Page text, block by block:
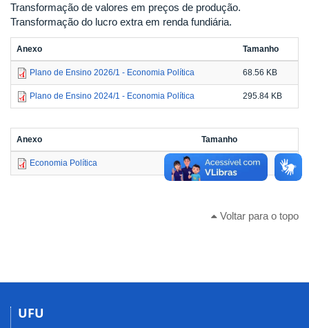
Transformação de valores em preços de produção.
Transformação do lucro extra em renda fundiária.
Anexo Tamanho
Plano de Ensino 2026/1 - Economia Política 68.56 KB
Plano de Ensino 2024/1 - Economia Política 295.84 KB
Anexo Tamanho
Economia Política 272.44 KB
Voltar para o topo
UFU